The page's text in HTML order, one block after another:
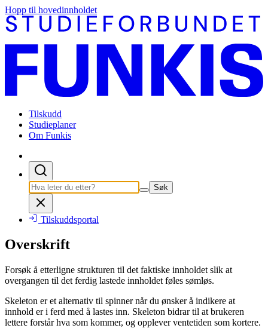
Hopp til hovedinnholdet
Tilskudd
Studieplaner
Om Funkis
Søk
Tilskuddsportal
Overskrift
Forsøk å etterligne strukturen til det faktiske innholdet slik at
overgangen til det ferdig lastede innholdet føles sømløs.
Skeleton er et alternativ til spinner når du ønsker å indikere at
innhold er i ferd med å lastes inn. Skeleton bidrar til at brukeren
lettere forstår hva som kommer, og opplever ventetiden som kortere.